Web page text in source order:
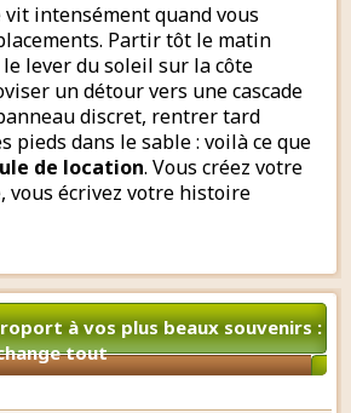
intensément quand vous
Partir tôt le matin
lever du soleil sur la côte
un détour vers une cascade
discret, rentrer tard
pieds dans le sable : voilà ce que
de location. Vous créez votre
écrivez votre histoire
à vos plus beaux souvenirs :
tout